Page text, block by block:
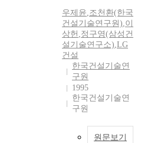
우제윤,조천환(한국
건설기술연구원),이
상헌 ,정구영(삼성건
설기술연구소),LG
건설
한국건설기술연
구원
1995
한국건설기술연
구원
원문보기